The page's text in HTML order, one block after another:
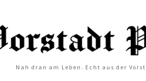
Nah dran am Leben. Echt aus der